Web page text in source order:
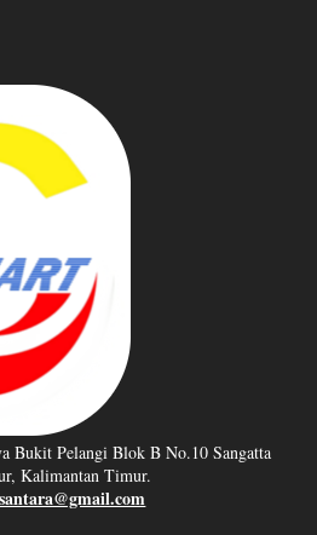
Bukit Pelangi Blok B No.10 Sangatta
Kalimantan Timur.